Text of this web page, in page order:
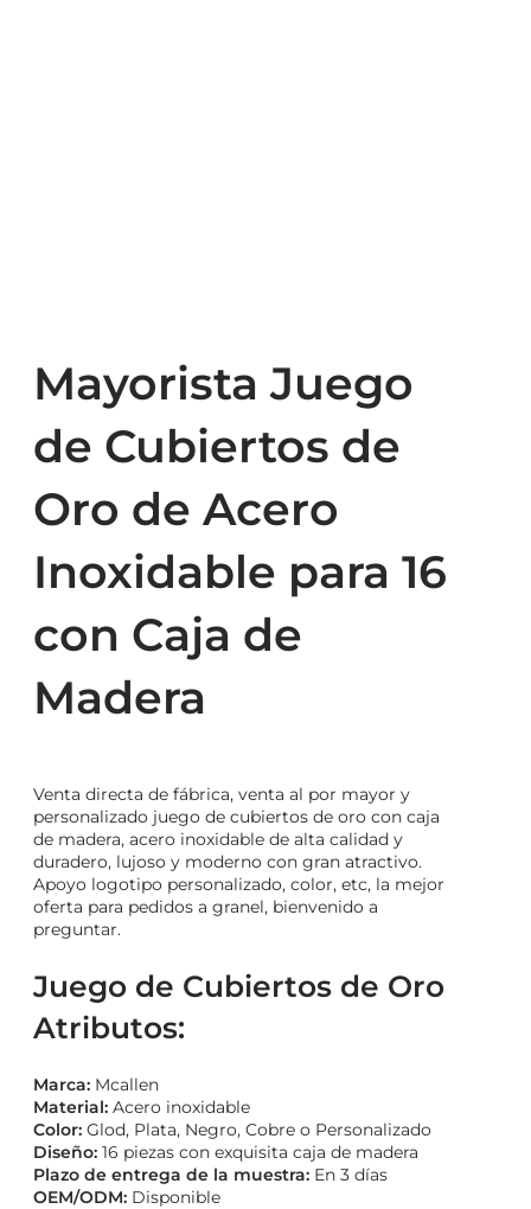
Mayorista Juego
de Cubiertos de
Oro de Acero
Inoxidable para 16
con Caja de
Madera
Venta directa de fábrica, venta al por mayor y
personalizado juego de cubiertos de oro con caja
de madera, acero inoxidable de alta calidad y
duradero, lujoso y moderno con gran atractivo.
Apoyo logotipo personalizado, color, etc, la mejor
oferta para pedidos a granel, bienvenido a
preguntar.
Juego de Cubiertos de Oro
Atributos:
Marca: Mcallen
Material: Acero inoxidable
Color: Glod, Plata, Negro, Cobre o Personalizado
Diseño: 16 piezas con exquisita caja de madera
Plazo de entrega de la muestra: En 3 días
OEM/ODM: Disponible